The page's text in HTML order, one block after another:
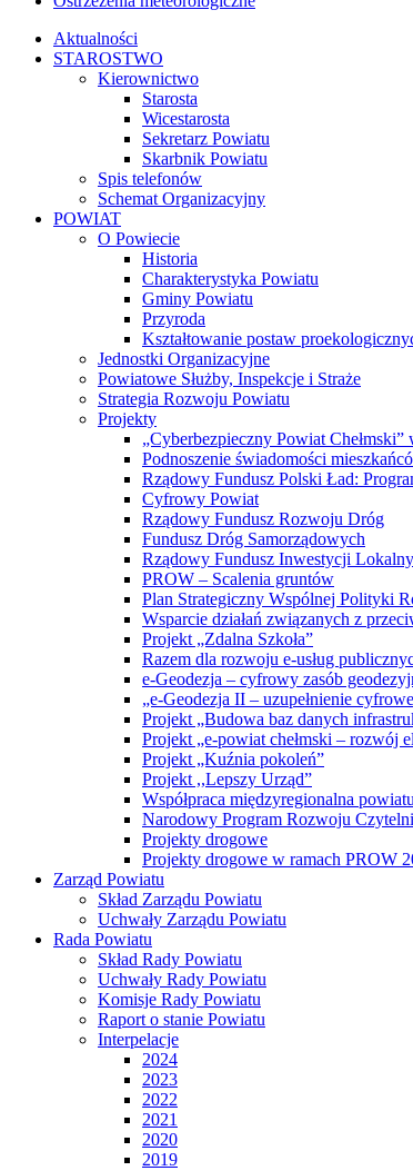
Aktualności
STAROSTWO
Kierownictwo
Starosta
Wicestarosta
Sekretarz Powiatu
Skarbnik Powiatu
Spis telefonów
Schemat Organizacyjny
POWIAT
O Powiecie
Historia
Charakterystyka Powiatu
Gminy Powiatu
Przyroda
Kształtowanie postaw
Jednostki Organizacyjne
Powiatowe Służby, Inspekcje i Straże
Strategia Rozwoju Powiatu
Projekty
„Cyberbezpieczny Powiat
Podnoszenie świadomości
Rządowy Fundusz Polski Ład:
Cyfrowy Powiat
Rządowy Fundusz Rozwoju Dróg
Fundusz Dróg Samorządowych
Rządowy Fundusz Inwestycji
PROW – Scalenia gruntów
Plan Strategiczny Wspólnej Polityki
Wsparcie działań związanych z
Projekt „Zdalna Szkoła”
Razem dla rozwoju e-usług
e-Geodezja – cyfrowy zasób
„e-Geodezja II – uzupełnienie
Projekt „Budowa baz danych
Projekt „e-powiat chełmski – rozwój
Projekt „Kuźnia pokoleń”
Projekt ,,Lepszy Urząd”
Współpraca międzyregionalna
Narodowy Program Rozwoju
Projekty drogowe
Projekty drogowe w ramach PROW
Zarząd Powiatu
Skład Zarządu Powiatu
Uchwały Zarządu Powiatu
Rada Powiatu
Skład Rady Powiatu
Uchwały Rady Powiatu
Komisje Rady Powiatu
Raport o stanie Powiatu
Interpelacje
2024
2023
2022
2021
2020
2019